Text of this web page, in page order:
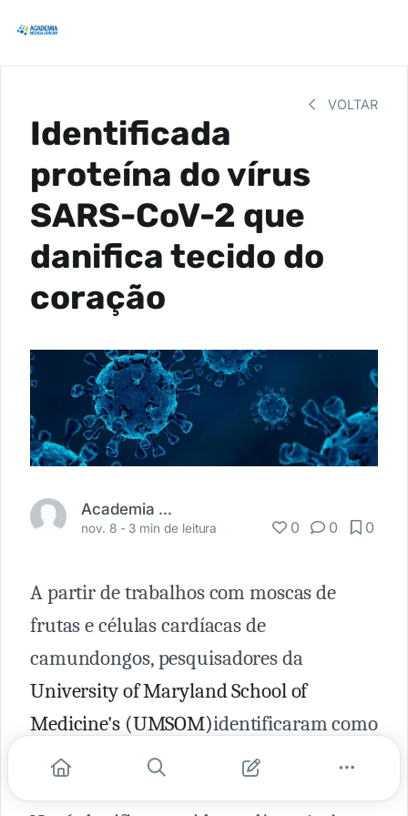
VOLTAR
Identificada
proteína do vírus
SARS-CoV-2 que
danifica tecido do
coração
Academia Médica
nov. 8 - 3 min de leitura 0 0 0
A partir de trabalhos com moscas de
frutas e células cardíacas de
camundongos, pesquisadores da
University of Maryland School of
Medicine's (UMSOM)identificaram como
uma proteína específica do vírus SARS-